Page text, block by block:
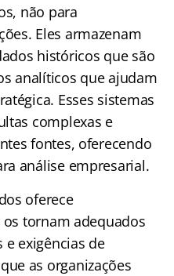
não para
Eles armazenam
históricos que são
analíticos que ajudam
Esses sistemas
complexas e
fontes, oferecendo
análise empresarial.
oferece
tornam adequados
e exigências de
as organizações